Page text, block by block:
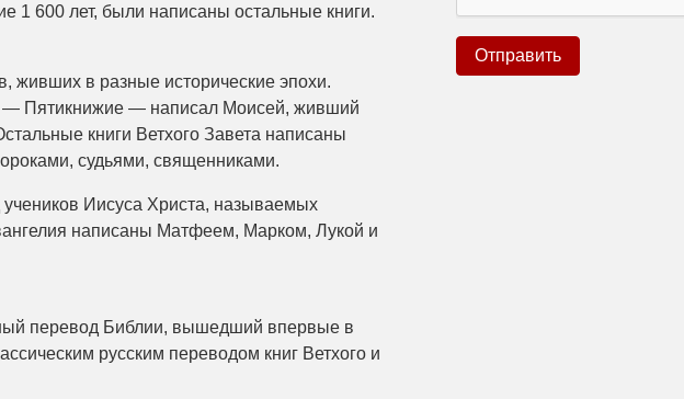
1 600 лет, были написаны остальные книги.
живших в разные исторические эпохи.
— Пятикнижие — написал Моисей, живший
книги Ветхого Завета написаны
судьями, священниками.
учеников Иисуса Христа, называемых
написаны Матфеем, Марком, Лукой и
перевод Библии, вышедший впервые в
русским переводом книг Ветхого и